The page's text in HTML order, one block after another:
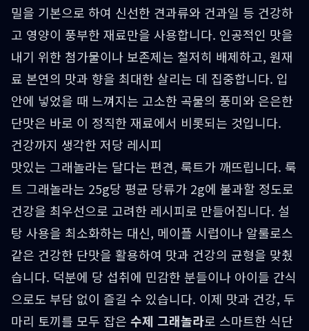
밀을 기본으로 하여 신선한 견과류와 건과일 등 건강하
고 영양이 풍부한 재료만을 사용합니다. 인공적인 맛을
내기 위한 첨가물이나 보존제는 철저히 배제하고, 원재
료 본연의 맛과 향을 최대한 살리는 데 집중합니다. 입
안에 넣었을 때 느껴지는 고소한 곡물의 풍미와 은은한
단맛은 바로 이 정직한 재료에서 비롯되는 것입니다.
건강까지 생각한 저당 레시피
맛있는 그래놀라는 달다는 편견, 룩트가 깨뜨립니다. 룩
트 그래놀라는 25g당 평균 당류가 2g에 불과할 정도로
건강을 최우선으로 고려한 레시피로 만들어집니다. 설
탕 사용을 최소화하는 대신, 메이플 시럽이나 알룰로스
같은 건강한 단맛을 활용하여 맛과 건강의 균형을 맞췄
습니다. 덕분에 당 섭취에 민감한 분들이나 아이들 간식
으로도 부담 없이 즐길 수 있습니다. 이제 맛과 건강, 두
마리 토끼를 모두 잡은 수제 그래놀라로 스마트한 식단